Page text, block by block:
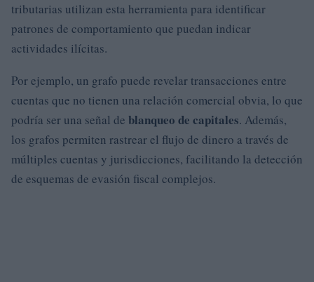
tributarias utilizan esta herramienta para identificar
patrones de comportamiento que puedan indicar
actividades ilícitas.
Por ejemplo, un grafo puede revelar transacciones entre
cuentas que no tienen una relación comercial obvia, lo que
podría ser una señal de blanqueo de capitales. Además,
los grafos permiten rastrear el flujo de dinero a través de
múltiples cuentas y jurisdicciones, facilitando la detección
de esquemas de evasión fiscal complejos.